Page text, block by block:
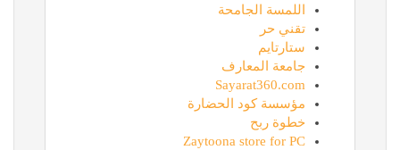
اللمسة الجامحة
تقني حر
ستارتايم
جامعة المعارف
Sayarat360.com
مؤسسة كود الحضارة
خطوة ربح
Zaytoona store for PC